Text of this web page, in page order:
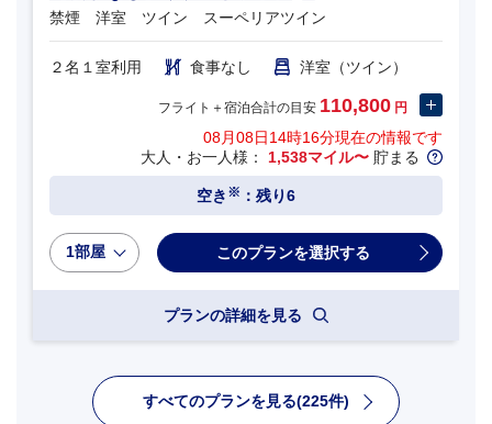
禁煙 洋室 ツイン スーペリアツイン
２名１室利用 食事なし 洋室（ツイン）
フライト＋宿泊合計の目安 110,800 円
08月08日14時16分現在の情報です
大人・お一人様： 1,538マイル〜 貯まる
空き ※ ：残り6
1部屋
プランの詳細を見る
すべてのプランを見る(225件)